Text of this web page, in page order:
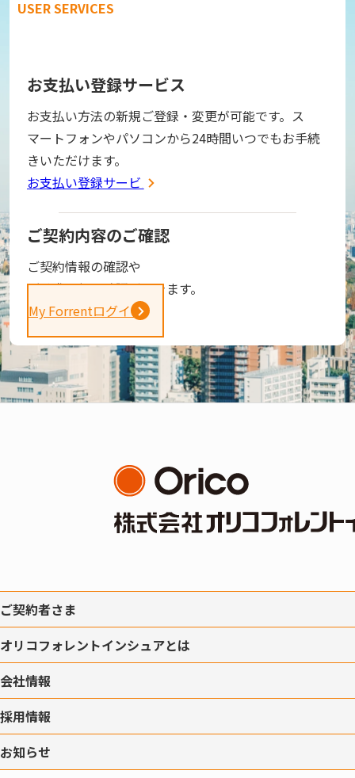
USER SERVICES
お支払い登録サービス
お支払い方法の新規ご登録・変更が可能です。ス
マートフォンやパソコンから24時間いつでもお手続
きいただけます。
お支払い登録サービス
ご契約内容のご確認
ご契約情報の確認や
ご請求金額の確認ができます。
My Forrentログイン
ご契約者さま
オリコフォレントインシュアとは
会社情報
採用情報
お知らせ